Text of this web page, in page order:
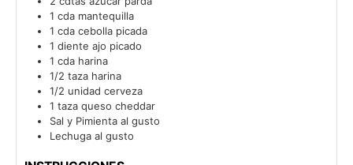
1 cda mantequilla
1 cda cebolla picada
1 diente ajo picado
1 cda harina
1/2 taza harina
1/2 unidad cerveza
1 taza queso cheddar
Sal y Pimienta al gusto
Lechuga al gusto